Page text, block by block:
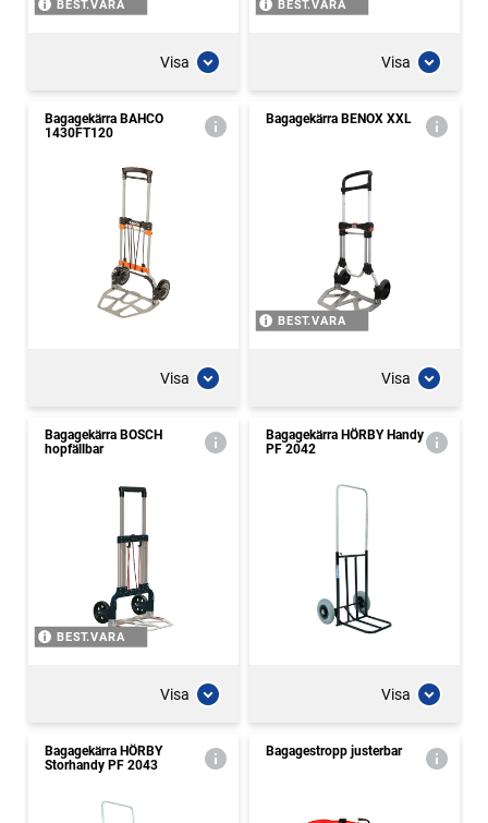
BEST.VARA
Visa
BEST.VARA
Visa
Bagagekärra BAHCO
1430FT120
Visa
Bagagekärra BENOX XXL
BEST.VARA
Visa
Bagagekärra BOSCH
hopfällbar
BEST.VARA
Visa
Bagagekärra HÖRBY Handy
PF 2042
Visa
Bagagekärra HÖRBY
Storhandy PF 2043
Bagagestropp justerbar